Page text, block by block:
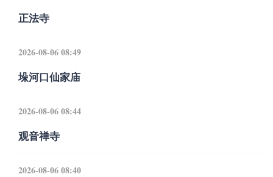
正法寺
2026-08-06 08:49
垛河口仙家庙
2026-08-06 08:44
观音禅寺
2026-08-06 08:40